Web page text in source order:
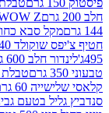
טבלת שוקולד דובאי
WOW Z רופ משפחתי פירות 100 גרם
סבא כחול לבן 144 גרם
40 גרם
גולון
600 גרם
פולרטי
טבלת פררו רושר
60 גרם
מסטיק אגוגו
גבינה 91 גרם